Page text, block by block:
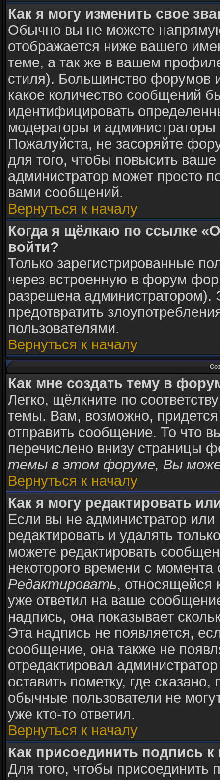
Как я могу изменить свое
Обычно вы не можете
отображается ниже вашего
теме, а так же в вашем
стиля). Большинство форумов
какое количество сообщений
идентифицировать
модераторы и
Пожалуйста, не засоряйте
для того, чтобы повысить
администратор может просто
вами сообщений.
Вернуться к началу
Когда я щёлкаю по ссылке
войти?
Только зарегистрированные
через встроенную в форум
разрешена администратором).
предотвратить
пользователями.
Вернуться к началу
Как мне создать тему в
Легко, щёлкните по
темы. Вам, возможно, придется
отправить сообщение. То что
перечислено внизу страницы
темы в этом форуме, Вы
Вернуться к началу
Как я могу редактировать
Если вы не администратор
редактировать и удалять
можете редактировать
некоторого времени с
Редактировать, относящейся
уже ответил на ваше
надпись, она показывает
Эта надпись не появляется,
сообщение, она также не
отредактировал
оставить пометку, где
обычные пользователи не
уже кто-то ответил.
Вернуться к началу
Как присоединить подпись
Для того, чтобы присоединить